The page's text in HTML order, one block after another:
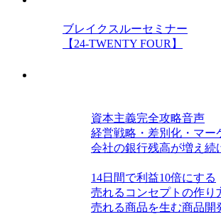
ブレイクスルーセミナー
【24-TWENTY FOUR】
資本主義完全攻略音声
経営戦略・差別化・マー
会社の銀行残高が増え続
14日間で利益10倍にする
売れるコンセプトの作り
売れる商品を生む商品開